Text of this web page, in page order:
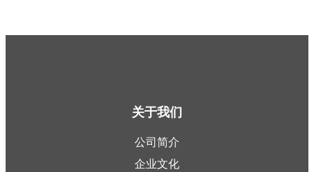
关于我们
公司简介
企业文化